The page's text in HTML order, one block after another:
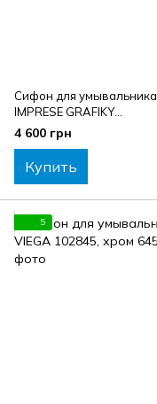
Сифон для умывальника
IMPRESE GRAFIKY
ZMK041807600, черный
4 600 грн
Купить
5